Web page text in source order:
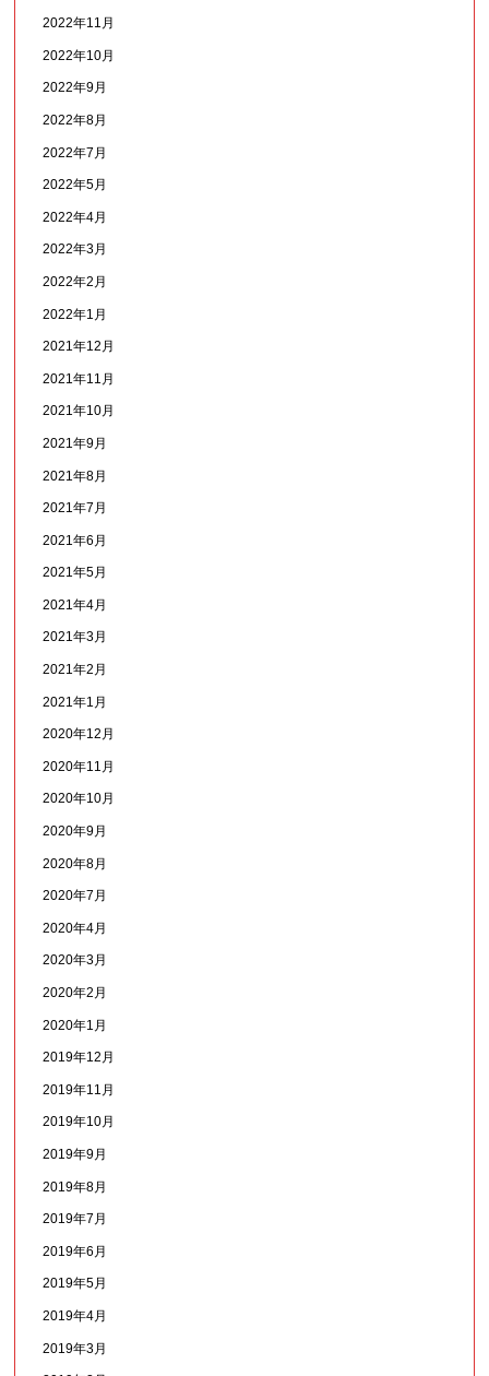
2022年11月
2022年10月
2022年9月
2022年8月
2022年7月
2022年5月
2022年4月
2022年3月
2022年2月
2022年1月
2021年12月
2021年11月
2021年10月
2021年9月
2021年8月
2021年7月
2021年6月
2021年5月
2021年4月
2021年3月
2021年2月
2021年1月
2020年12月
2020年11月
2020年10月
2020年9月
2020年8月
2020年7月
2020年4月
2020年3月
2020年2月
2020年1月
2019年12月
2019年11月
2019年10月
2019年9月
2019年8月
2019年7月
2019年6月
2019年5月
2019年4月
2019年3月